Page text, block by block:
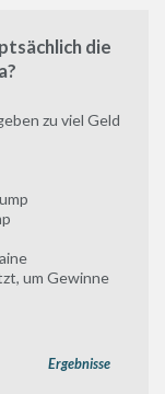
die
zu viel Geld
um Gewinne
Ergebnisse